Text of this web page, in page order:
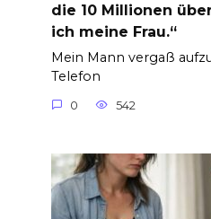
die 10 Millionen
ich meine Frau.“
Mein Mann vergaß
Telefon
0 542